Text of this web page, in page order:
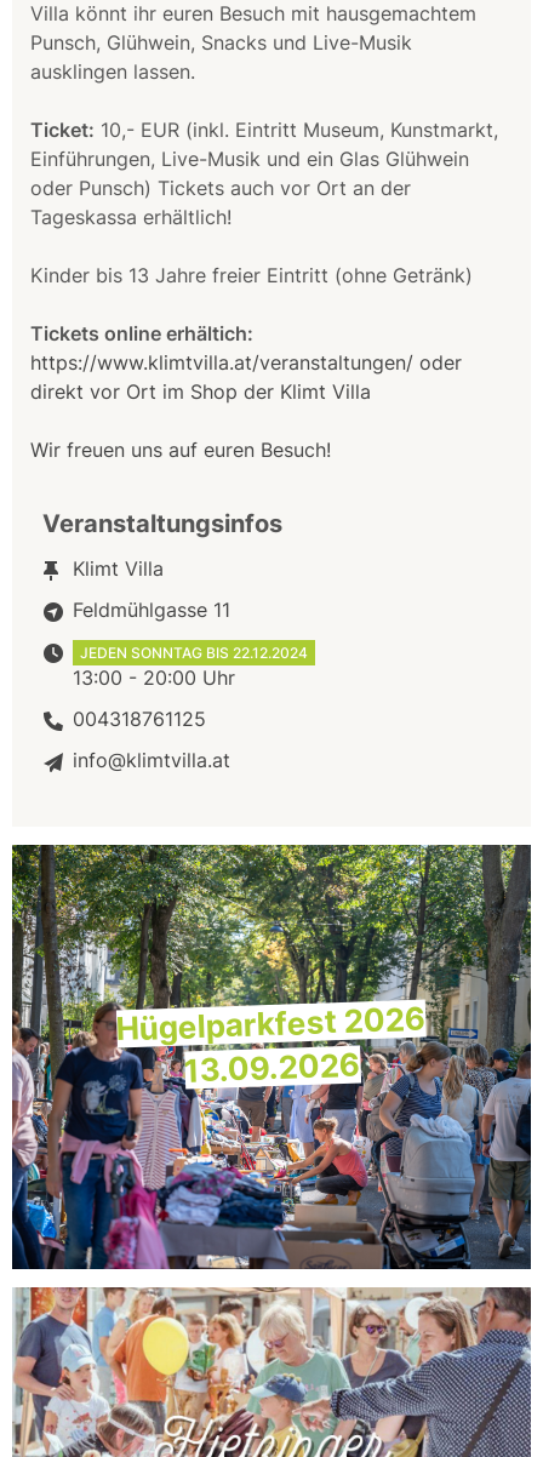
Villa könnt ihr euren Besuch mit hausgemachtem
Punsch, Glühwein, Snacks und Live-Musik
ausklingen lassen.
Ticket: 10,- EUR (inkl. Eintritt Museum, Kunstmarkt,
Einführungen, Live-Musik und ein Glas Glühwein
oder Punsch) Tickets auch vor Ort an der
Tageskassa erhältlich!
Kinder bis 13 Jahre freier Eintritt (ohne Getränk)
Tickets online erhältich:
https://www.klimtvilla.at/veranstaltungen/ oder
direkt vor Ort im Shop der Klimt Villa
Wir freuen uns auf euren Besuch!
Veranstaltungsinfos
Klimt Villa
Feldmühlgasse 11
JEDEN SONNTAG BIS 22.12.2024
13:00 - 20:00 Uhr
004318761125
info@klimtvilla.at
Hügelparkfest 2026
13.09.2026